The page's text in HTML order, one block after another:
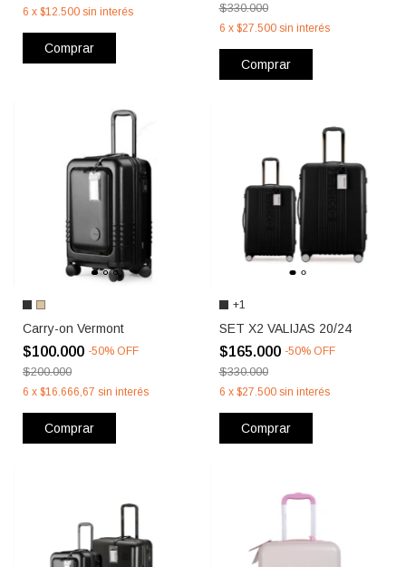
6 x $12.500 sin interés
Comprar
$330.000
6 x $27.500 sin interés
Comprar
Carry-on Vermont
$100.000 -50% OFF
$200.000
6 x $16.666,67 sin interés
Comprar
+1
SET X2 VALIJAS 20/24
$165.000 -50% OFF
$330.000
6 x $27.500 sin interés
Comprar